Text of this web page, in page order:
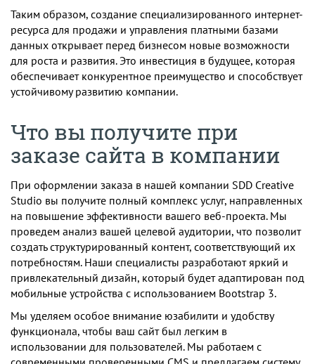
Таким образом, создание специализированного интернет-
ресурса для продажи и управления платными базами
данных открывает перед бизнесом новые возможности
для роста и развития. Это инвестиция в будущее, которая
обеспечивает конкурентное преимущество и способствует
устойчивому развитию компании.
Что вы получите при
заказе сайта в компании
При оформлении заказа в нашей компании SDD Creative
Studio вы получите полный комплекс услуг, направленных
на повышение эффективности вашего веб-проекта. Мы
проведем анализ вашей целевой аудитории, что позволит
создать структурированный контент, соответствующий их
потребностям. Наши специалисты разработают яркий и
привлекательный дизайн, который будет адаптирован под
мобильные устройства с использованием Bootstrap 3.
Мы уделяем особое внимание юзабилити и удобству
функционала, чтобы ваш сайт был легким в
использовании для пользователей. Мы работаем с